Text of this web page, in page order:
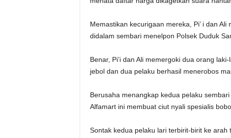
Memastikan kecurigaan mereka, Pi’ i dan
didalam sembari menelpon Polsek Duduk
Benar, Pi’i dan Ali memergoki dua orang
jebol dan dua pelaku berhasil menerobos
Berusaha menangkap kedua pelaku
Alfamart ini membuat ciut nyali spesialis
Sontak kedua pelaku lari terbirit-birit ke